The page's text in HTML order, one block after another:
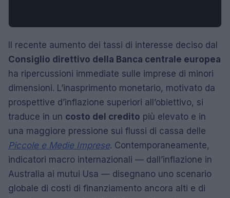
Il recente aumento dei tassi di interesse deciso dal
Consiglio direttivo della Banca centrale europea
ha ripercussioni immediate sulle imprese di minori
dimensioni. L’inasprimento monetario, motivato da
prospettive d’inflazione superiori all’obiettivo, si
traduce in un costo del credito più elevato e in
una maggiore pressione sui flussi di cassa delle
Piccole e Medie Imprese. Contemporaneamente,
indicatori macro internazionali — dall’inflazione in
Australia ai mutui Usa — disegnano uno scenario
globale di costi di finanziamento ancora alti e di